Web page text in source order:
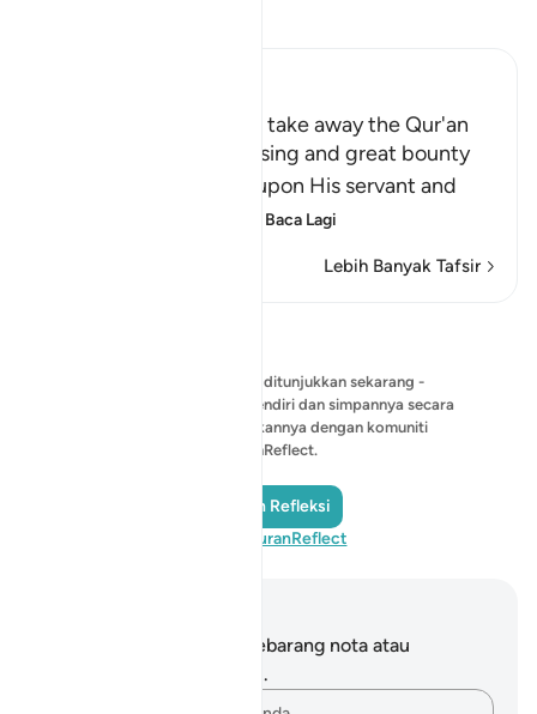
If Allah willed, He could take away the Qur'an
Allah mentions the blessing and great bounty
that He has bestowed upon His servant and
Baca Lagi
Lebih Banyak Tafsir
Tiada pantulan untuk ditunjukkan sekarang -
mulakan pantulan anda sendiri dan simpannya secara
peribadi, atau kongsikannya dengan komuniti
QuranReflect.
Tambah Refleksi
Lawati QuranReflect
Anda tidak mempunyai sebarang nota atau
renungan tentang ayat ini.